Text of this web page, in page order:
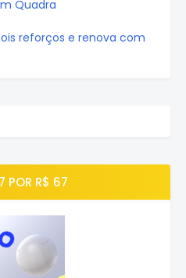
Quadra
reforços e renova com
POR R$ 67